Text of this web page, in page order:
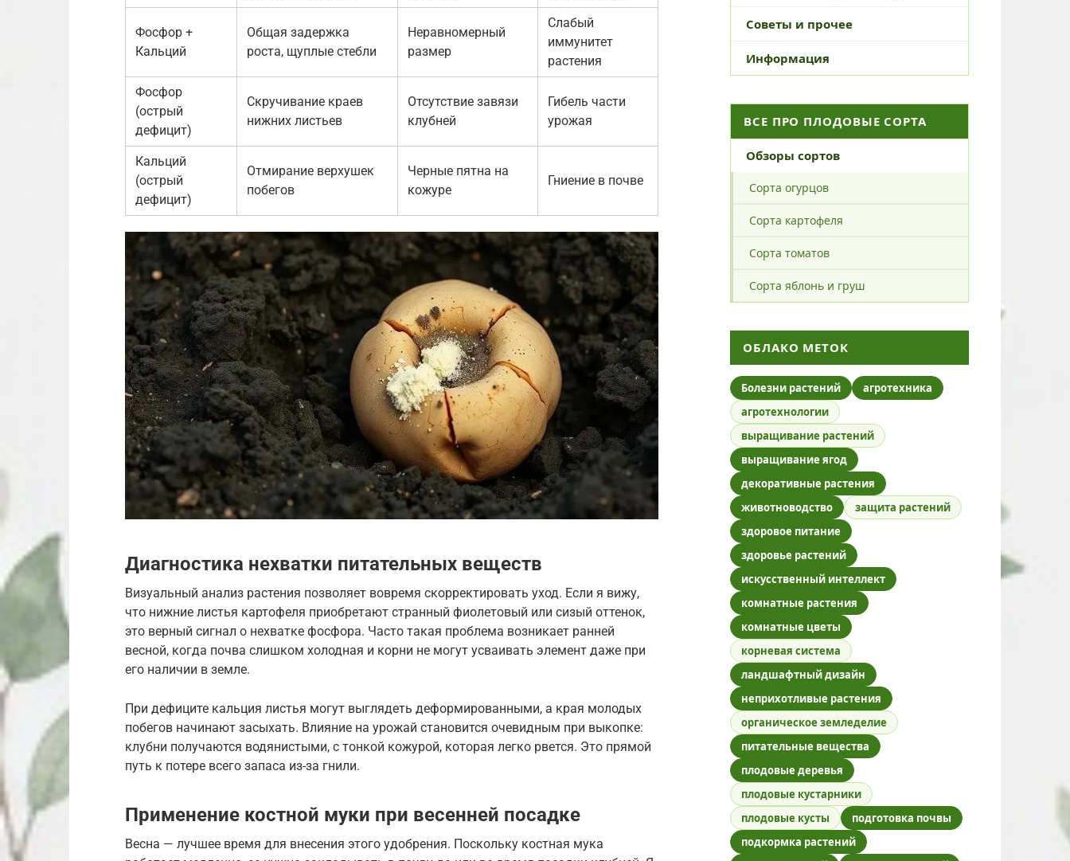
Фосфор +
Кальций
Общая задержка
роста, щуплые стебли
Неравномерный
размер
Слабый
иммунитет
растения
Фосфор
(острый
дефицит)
Скручивание краев
нижних листьев
Отсутствие завязи
клубней
Гибель части
урожая
Кальций
(острый
дефицит)
Отмирание верхушек
побегов
Черные пятна на
кожуре
Гниение в почве
Диагностика нехватки питательных веществ
Визуальный анализ растения позволяет вовремя скорректировать уход. Если я вижу,
что нижние листья картофеля приобретают странный фиолетовый или сизый оттенок,
это верный сигнал о нехватке фосфора. Часто такая проблема возникает ранней
весной, когда почва слишком холодная и корни не могут усваивать элемент даже при
его наличии в земле.
При дефиците кальция листья могут выглядеть деформированными, а края молодых
побегов начинают засыхать. Влияние на урожай становится очевидным при выкопке:
клубни получаются водянистыми, с тонкой кожурой, которая легко рвется. Это прямой
путь к потере всего запаса из-за гнили.
Применение костной муки при весенней посадке
Весна — лучшее время для внесения этого удобрения. Поскольку костная мука
Советы и прочее
Информация
ВСЕ ПРО ПЛОДОВЫЕ СОРТА
Обзоры сортов
Сорта огурцов
Сорта картофеля
Сорта томатов
Сорта яблонь и груш
ОБЛАКО МЕТОК
Болезни растений
агротехника
агротехнологии
выращивание растений
выращивание ягод
декоративные растения
животноводство
защита растений
здоровое питание
здоровье растений
искусственный интеллект
комнатные растения
комнатные цветы
корневая система
ландшафтный дизайн
неприхотливые растения
органическое земледелие
питательные вещества
плодовые деревья
плодовые кустарники
плодовые кусты
подготовка почвы
подкормка растений